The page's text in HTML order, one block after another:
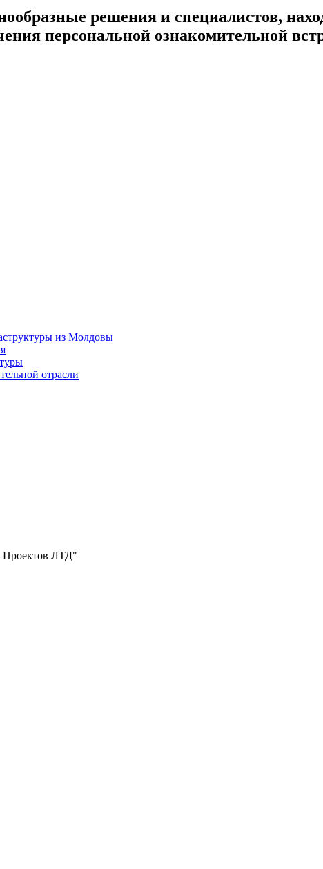
решения и специалистов,
персональной ознакомительной
из Молдовы
отрасли
Проектов ЛТД"